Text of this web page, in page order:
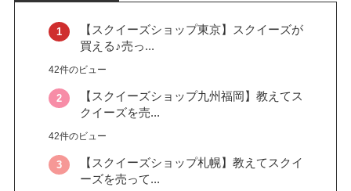
【スクイーズショップ東京】スクイーズが
買える♪売っ...
42件のビュー
【スクイーズショップ九州福岡】教えてス
クイーズを売...
42件のビュー
【スクイーズショップ札幌】教えてスクイ
ーズを売って...